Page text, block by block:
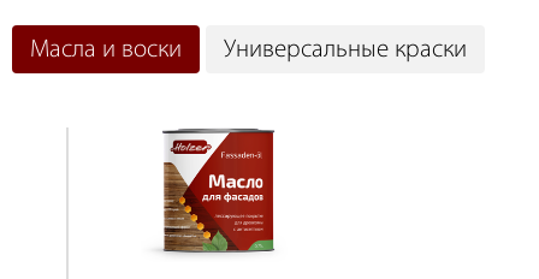
Масла и воски Универсальные краски